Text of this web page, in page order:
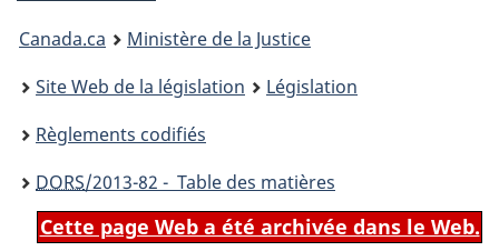
You
are
here:
Canada.ca
Ministère de la Justice
Site Web de la législation
Législation
Règlements codifiés
DORS/2013-82 - Table des matières
Cette page Web a été archivée dans le Web.